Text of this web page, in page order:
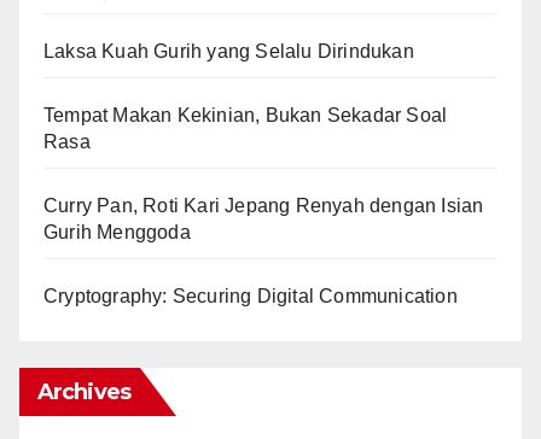
Laksa Kuah Gurih yang Selalu Dirindukan
Tempat Makan Kekinian, Bukan Sekadar Soal
Rasa
Curry Pan, Roti Kari Jepang Renyah dengan Isian
Gurih Menggoda
Cryptography: Securing Digital Communication
Archives